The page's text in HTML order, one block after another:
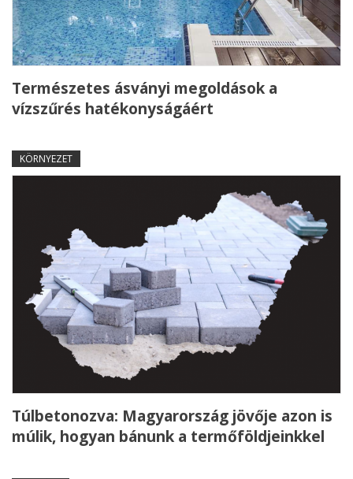
Természetes ásványi megoldások a
vízszűrés hatékonyságáért
KÖRNYEZET
Túlbetonozva: Magyarország jövője azon is
múlik, hogyan bánunk a termőföldjeinkkel